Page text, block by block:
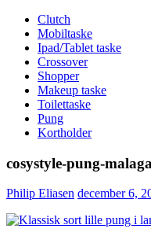
Clutch
Mobiltaske
Ipad/Tablet taske
Crossover
Shopper
Makeup taske
Toilettaske
Pung
Kortholder
cosystyle-pung-malaga
Philip Eliasen Udgivet
december 6,